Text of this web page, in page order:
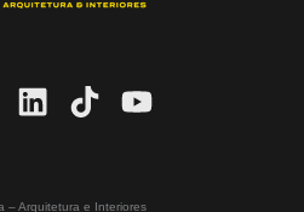
– Arquitetura e Interiores